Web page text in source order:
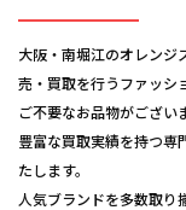
大阪・南堀江のオレンジ
売・買取を行うファッシ
ご不要なお品物がござい
豊富な買取実績を持つ専
たします。
人気ブランドを多数取